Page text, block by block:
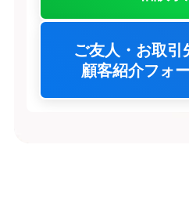
ご友人・お取引
顧客紹介フォ